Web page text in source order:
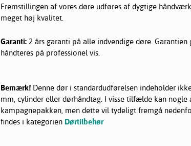
Fremstillingen af vores døre udføres af dygtige
meget høj kvalitet.
Garanti: 2 års garanti på alle indvendige døre.
håndteres på professionel vis.
Bemærk! Denne dør i standardudførelsen indeholder
mm, cylinder eller dørhåndtag. I visse tilfælde kan
kampagnepakken, men dette vil tydeligt fremgå
findes i kategorien Dørtilbehør